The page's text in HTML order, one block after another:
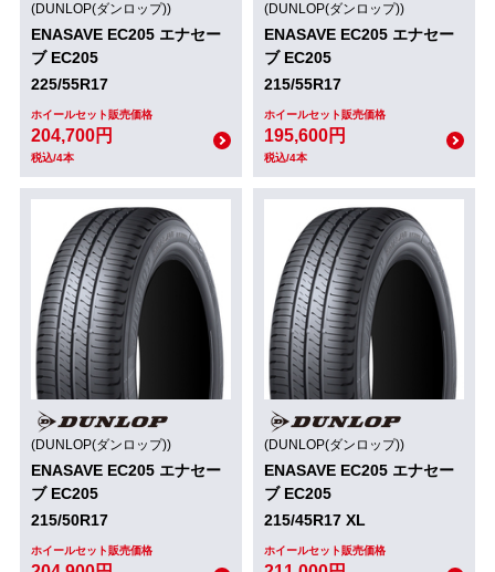
(DUNLOP(ダンロップ))
ENASAVE EC205 エナセー
ブ EC205
225/55R17
ホイールセット販売価格
204,700円
税込/4本
(DUNLOP(ダンロップ))
ENASAVE EC205 エナセー
ブ EC205
215/55R17
ホイールセット販売価格
195,600円
税込/4本
(DUNLOP(ダンロップ))
ENASAVE EC205 エナセー
ブ EC205
215/50R17
ホイールセット販売価格
(DUNLOP(ダンロップ))
ENASAVE EC205 エナセー
ブ EC205
215/45R17 XL
ホイールセット販売価格